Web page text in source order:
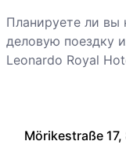
Mörikestraße
Планируете ли вы
деловую поездку
Leonardo Royal